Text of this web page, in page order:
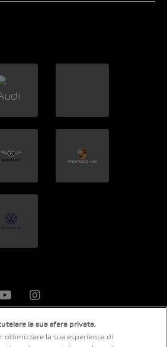
YouTubeInstagram
la sua sfera privata.
ottimizzare la sua esperienza di